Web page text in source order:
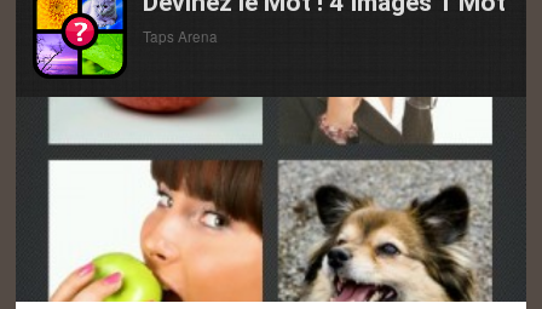
Taps Arena